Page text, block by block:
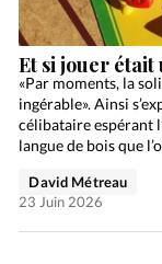
Et si jouer
«Par moments, la
ingérable». Ainsi
célibataire espérant
langue de bois que
David Métreau
23 Juin 2026